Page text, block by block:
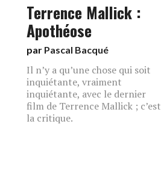
Terrence Mallick :
Apothéose
par Pascal Bacqué
Il n’y a qu’une chose qui soit
inquiétante, vraiment
inquiétante, avec le dernier
film de Terrence Mallick ; c’est
la critique.